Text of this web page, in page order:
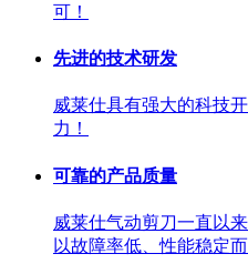
可！
先进的技术研发
威莱仕具有强大的科技
力！
可靠的产品质量
威莱仕气动剪刀一直以
以故障率低、性能稳定